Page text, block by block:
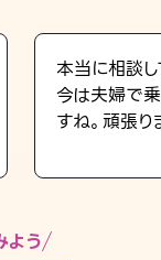
本当に相談し
今は夫婦で
すね。頑張り
よう